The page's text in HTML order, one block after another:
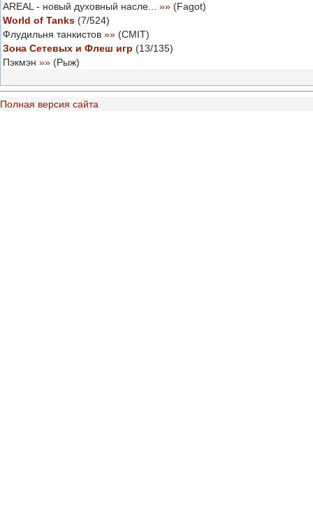
AREAL - новый духовный насле...
»» (Fаgot)
World of Tanks (7/524)
Флудильня танкистов »» (CMIT)
Зона Сетевых и Флеш игр (13/135)
Пэкмэн »» (Рыж)
Полная версия сайта